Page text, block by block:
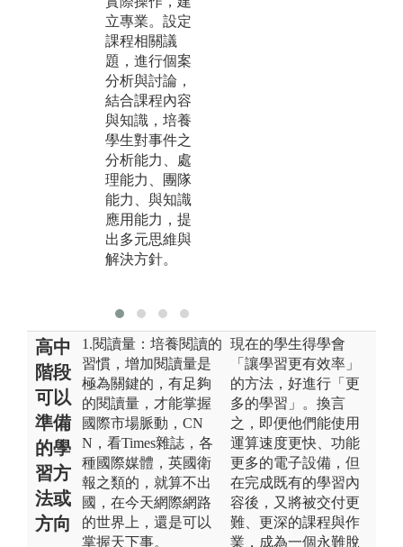
立專業。設定
課程相關議
題，進行個案
分析與討論，
結合課程內容
與知識，培養
學生對事件之
分析能力、處
理能力、團隊
能力、與知識
應用能力，提
出多元思維與
解決方針。
高中
階段
可以
準備
的學
習方
法或
方向
1.閱讀量：培養閱讀的
習慣，增加閱讀量是
極為關鍵的，有足夠
的閱讀量，才能掌握
國際市場脈動，CN
N，看Times雜誌，各
種國際媒體，英國衛
報之類的，就算不出
國，在今天網際網路
的世界上，還是可以
掌握天下事。
現在的學生得學會
「讓學習更有效率」
的方法，好進行「更
多的學習」。換言
之，即便他們能使用
運算速度更快、功能
更多的電子設備，但
在完成既有的學習內
容後，又將被交付更
難、更深的課程與作
業，成為一個永難脫